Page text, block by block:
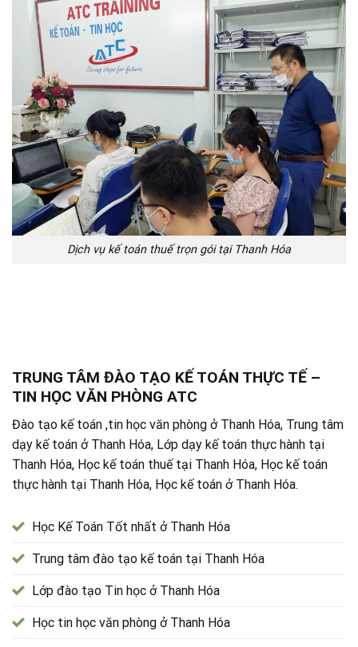
Dịch vụ kế toán thuế trọn gói tại Thanh Hóa
TRUNG TÂM ĐÀO TẠO KẾ TOÁN THỰC TẾ –
TIN HỌC VĂN PHÒNG ATC
Đào tạo kế toán ,tin học văn phòng ở Thanh Hóa, Trung tâm
dạy kế toán ở Thanh Hóa, Lớp dạy kế toán thực hành tại
Thanh Hóa, Học kế toán thuế tại Thanh Hóa, Học kế toán
thực hành tại Thanh Hóa, Học kế toán ở Thanh Hóa.
Học Kế Toán Tốt nhất ở Thanh Hóa
Trung tâm đào tạo kế toán tại Thanh Hóa
Lớp đào tạo Tin học ở Thanh Hóa
Học tin học văn phòng ở Thanh Hóa